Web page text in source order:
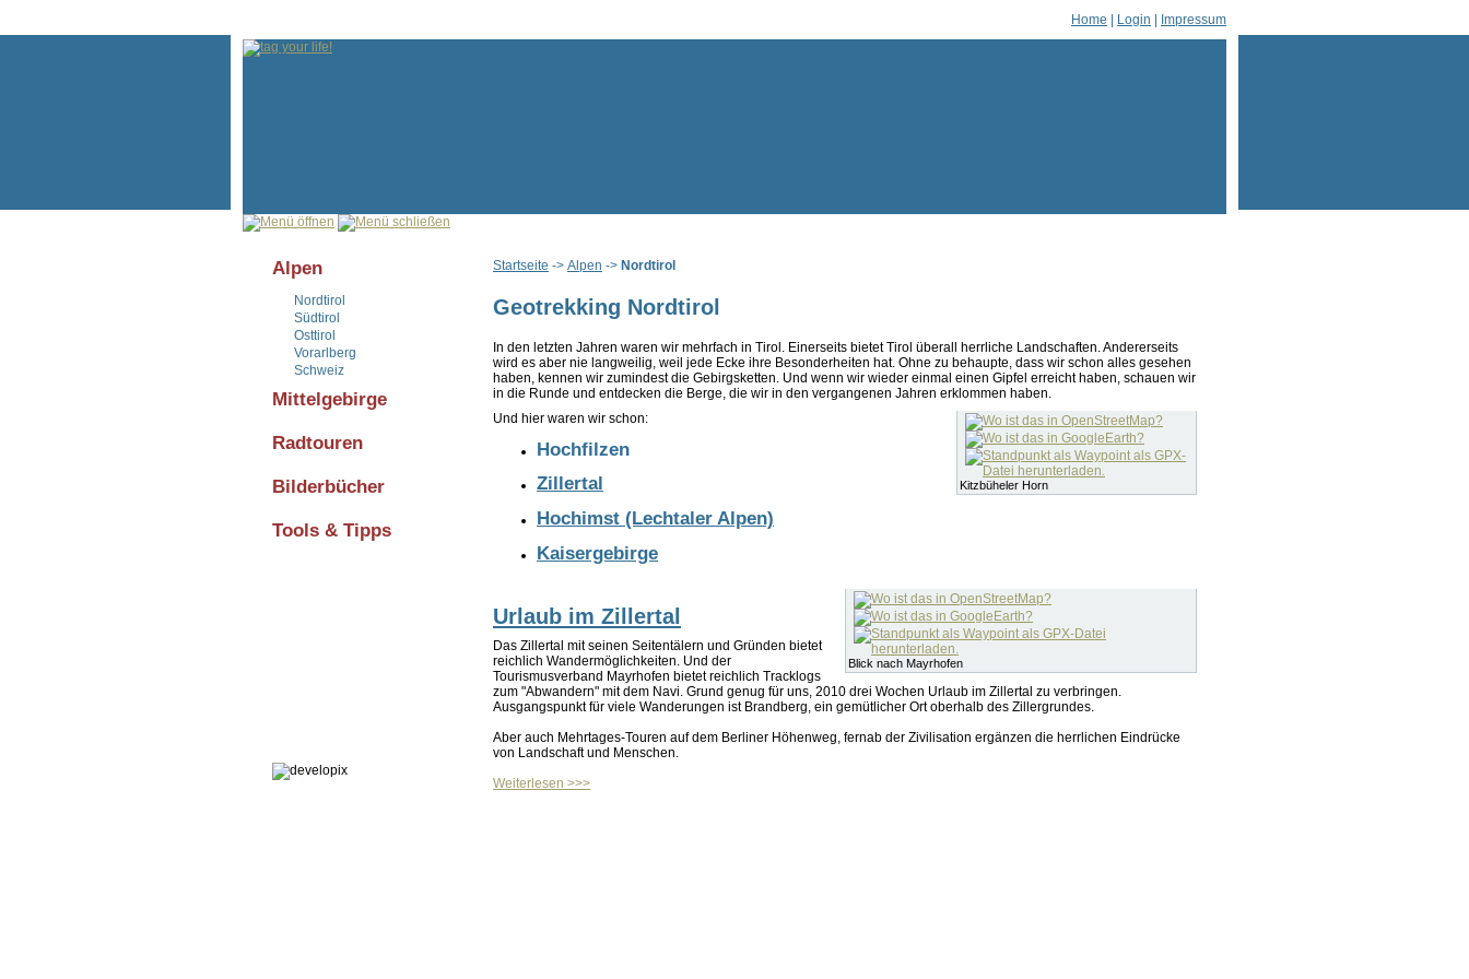
Home Login Impressum
Alpen
Nordtirol
Südtirol
Osttirol
Vorarlberg
Schweiz
Mittelgebirge
Radtouren
Bilderbücher
Tools & Tipps
Startseite -> Alpen -> Nordtirol
Geotrekking Nordtirol
In den letzten Jahren waren wir mehrfach in Tirol. Einerseits bietet Tirol überall herrliche Landschaften. Andererseits
wird es aber nie langweilig, weil jede Ecke ihre Besonderheiten hat. Ohne zu behaupte, dass wir schon alles gesehen
haben, kennen wir zumindest die Gebirgsketten. Und wenn wir wieder einmal einen Gipfel erreicht haben, schauen wir
in die Runde und entdecken die Berge, die wir in den vergangenen Jahren erklommen haben.
Kitzbüheler Horn
Und hier waren wir schon:
Hochfilzen
Zillertal
Hochimst (Lechtaler Alpen)
Kaisergebirge
Blick nach Mayrhofen
Urlaub im Zillertal
Das Zillertal mit seinen Seitentälern und Gründen bietet
reichlich Wandermöglichkeiten. Und der
Tourismusverband Mayrhofen bietet reichlich Tracklogs
zum "Abwandern" mit dem Navi. Grund genug für uns, 2010 drei Wochen Urlaub im Zillertal zu verbringen.
Ausgangspunkt für viele Wanderungen ist Brandberg, ein gemütlicher Ort oberhalb des Zillergrundes.
Aber auch Mehrtages-Touren auf dem Berliner Höhenweg, fernab der Zivilisation ergänzen die herrlichen Eindrücke
von Landschaft und Menschen.
Weiterlesen >>>